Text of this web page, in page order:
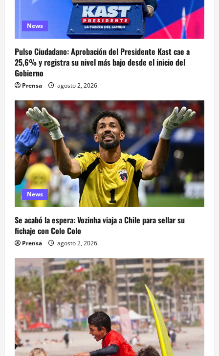
News
Pulso Ciudadano: Aprobación del Presidente Kast cae a
25,6% y registra su nivel más bajo desde el inicio del
Gobierno
Prensa agosto 2, 2026
News
Se acabó la espera: Vozinha viaja a Chile para sellar su
fichaje con Colo Colo
Prensa agosto 2, 2026